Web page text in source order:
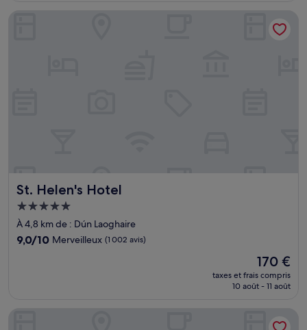
126 €
St. Helen's Hotel
St. Helen's Hotel
Hébergement
5.0 étoiles
À 4,8 km de : Dún Laoghaire
9.0
9,0/10 Merveilleux (1 002 avis)
Le
nouveau
prix
de
170 €
170 €
taxes et frais compris
10 août - 11 août
St. Helen's Hotel